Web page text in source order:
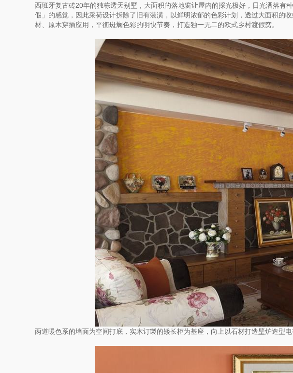
西班牙复古砖20年的独栋透天别墅，大面积的落地窗让屋内的採光极好，日光洒落
假」的感觉，因此采荷设计拆除了旧有装潢，以鲜明浓郁的色彩计划，透过大面积的
材、原木穿插应用，平衡斑斓色彩的明快节奏，打造独一无二的欧式乡村渡假窝。
两道暖色系的墙面为空间打底，实木订製的矮长柜为基座，向上以石材打造壁炉造型